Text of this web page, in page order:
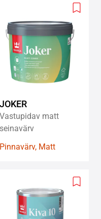
Add
JOKER
Vastupidav matt
seinavärv
Pinnavärv, Matt
Add